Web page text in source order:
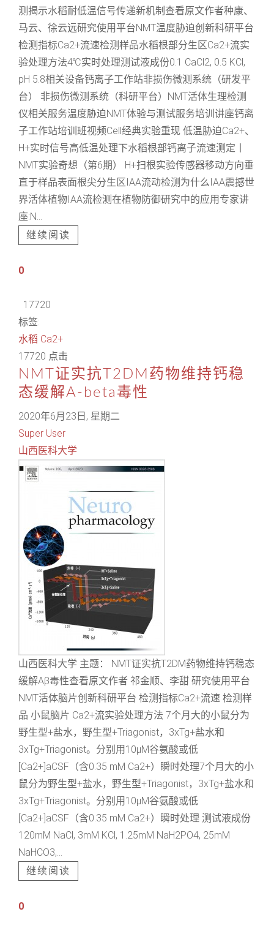
测揭示水稻耐低温信号传递新机制查看原文作者种康、
马云、徐云远研究使用平台NMT温度胁迫创新科研平台
检测指标Ca2+流速检测样品水稻根部分生区Ca2+流实
验处理方法4℃实时处理测试液成份0.1 CaCl2, 0.5 KCl,
pH 5.8相关设备钙离子工作站非损伤微测系统（研发平
台） 非损伤微测系统（科研平台）NMT活体生理检测
仪相关服务温度胁迫NMT体验与测试服务培训讲座钙离
子工作站培训班视频Cell经典实验重现 低温胁迫Ca2+、
H+实时信号高低温处理下水稻根部钙离子流速测定丨
NMT实验奇想（第6期） H+扫根实验传感器移动方向垂
直于样品表面根尖分生区IAA流动检测为什么IAA震撼世
界活体植物IAA流检测在植物防御研究中的应用专家讲
座:N...
继续阅读
0
17720
标签:
水稻 Ca2+
17720 点击
NMT证实抗T2DM药物维持钙稳
态缓解A-beta毒性
2020年6月23日, 星期二
Super User
山西医科大学
山西医科大学 主题： NMT证实抗T2DM药物维持钙稳态
缓解Aβ毒性查看原文作者 祁金顺、李甜 研究使用平台
NMT活体脑片创新科研平台 检测指标Ca2+流速 检测样
品 小鼠脑片 Ca2+流实验处理方法 7个月大的小鼠分为
野生型+盐水，野生型+Triagonist，3xTg+盐水和
3xTg+Triagonist。分别用10μM谷氨酸或低
[Ca2+]aCSF（含0.35 mM Ca2+）瞬时处理7个月大的小
鼠分为野生型+盐水，野生型+Triagonist，3xTg+盐水和
3xTg+Triagonist。分别用10μM谷氨酸或低
[Ca2+]aCSF（含0.35 mM Ca2+）瞬时处理 测试液成份
120mM NaCl, 3mM KCl, 1.25mM NaH2PO4, 25mM
NaHCO3,...
继续阅读
0